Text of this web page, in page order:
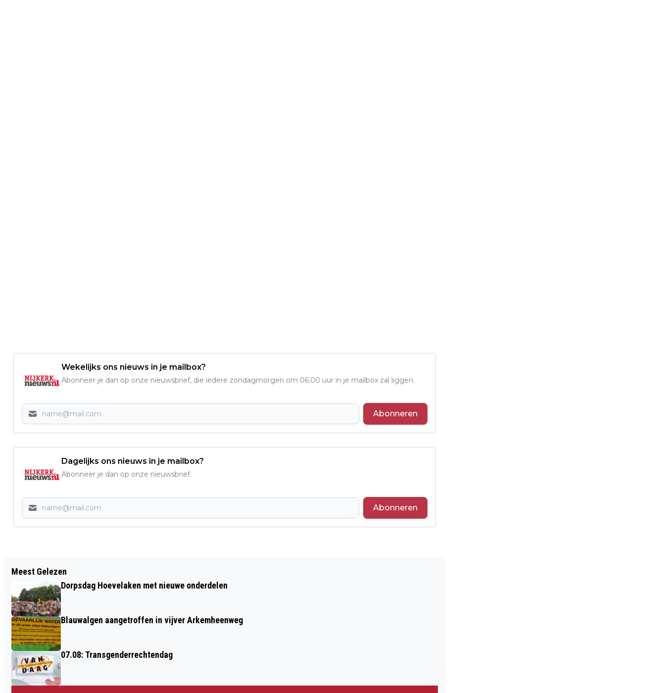
Wekelijks ons nieuws in je mailbox?
Abonneer je dan op onze nieuwsbrief, die iedere zondagmorgen om 06.00 uur in je mailbox zal liggen.
Abonneren
Dagelijks ons nieuws in je mailbox?
Abonneer je dan op onze nieuwsbrief.
Abonneren
KLAVERJASSEN KUN JE LEREN
Meest Gelezen
Dorpsdag Hoevelaken met nieuwe onderdelen
Blauwalgen aangetroffen in vijver Arkemheenweg
07.08: Transgenderrechtendag